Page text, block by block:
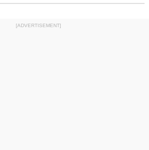
[ADVERTISEMENT]